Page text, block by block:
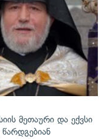
მეთაური და ექვსი